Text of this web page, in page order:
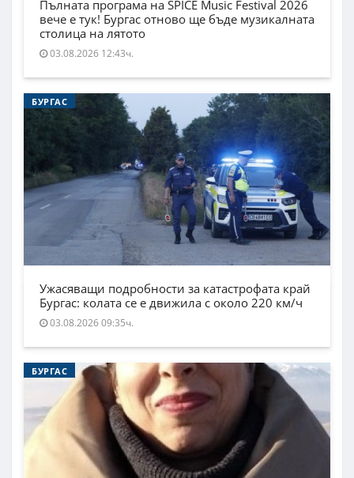
Пълната програма на SPICE Music Festival 2026
вече е тук! Бургас отново ще бъде музикалната
столица на лятото
03.08.2026 12:43ч.
БУРГАС
Ужасяващи подробности за катастрофата край
Бургас: колата се е движила с около 220 км/ч
03.08.2026 09:35ч.
БУРГАС